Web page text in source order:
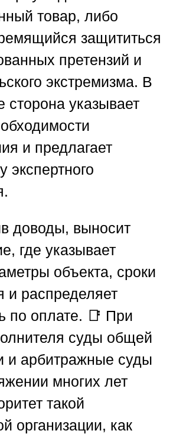
товар, либо
защититься
претензий и
экстремизма. В
сторона указывает
и предлагает
экспертного
доводы, выносит
где указывает
объекта, сроки
и распределяет
по оплате. 📑 При
суды общей
и арбитражные суды
многих лет
такой
организации, как